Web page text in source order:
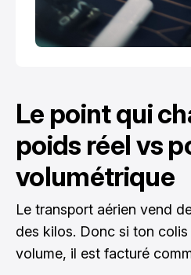
Le point qui
poids réel vs
volumétrique
Le transport aérien vend
des kilos. Donc si ton
volume, il est facturé